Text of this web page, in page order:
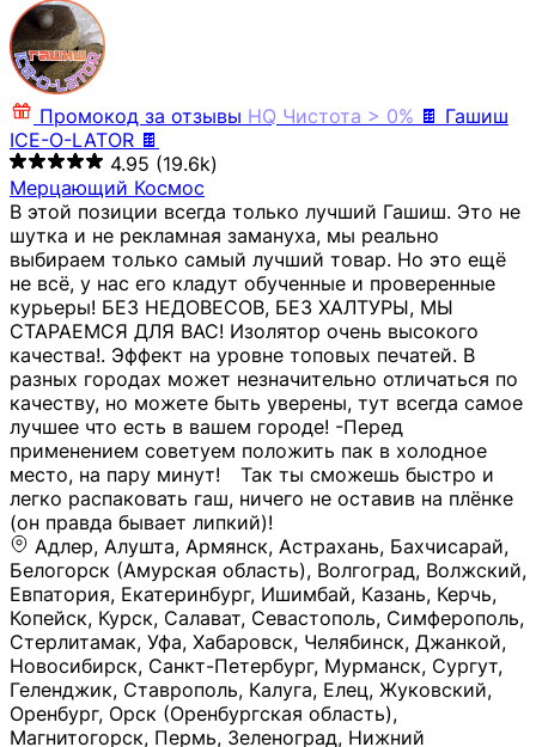
Промокод за отзывы HQ Чистота > 0% 🍫 Гашиш
ICE-O-LATOR 🍫
4.95 (19.6k)
Мерцающий Космос
В этой позиции всегда только лучший Гашиш. Это не
шутка и не рекламная замануха, мы реально
выбираем только самый лучший товар. Но это ещё
не всё, у нас его кладут обученные и проверенные
курьеры! БЕЗ НЕДОВЕСОВ, БЕЗ ХАЛТУРЫ, МЫ
СТАРАЕМСЯ ДЛЯ ВАС! Изолятор очень высокого
качества!. Эффект на уровне топовых печатей. В
разных городах может незначительно отличаться по
качеству, но можете быть уверены, тут всегда самое
лучшее что есть в вашем городе! -Перед
применением советуем положить пак в холодное
место, на пару минут!⠀ Так ты сможешь быстро и
легко распаковать гаш, ничего не оставив на плёнке
(он правда бывает липкий)!
Адлер, Алушта, Армянск, Астрахань, Бахчисарай,
Белогорск (Амурская область), Волгоград, Волжский,
Евпатория, Екатеринбург, Ишимбай, Казань, Керчь,
Копейск, Курск, Салават, Севастополь, Симферополь,
Стерлитамак, Уфа, Хабаровск, Челябинск, Джанкой,
Новосибирск, Санкт-Петербург, Мурманск, Сургут,
Геленджик, Ставрополь, Калуга, Елец, Жуковский,
Оренбург, Орск (Оренбургская область),
Магнитогорск, Пермь, Зеленоград, Нижний